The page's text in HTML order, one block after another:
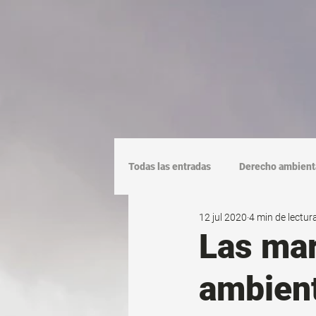
Todas las entradas Derecho
Las
12 jul 2020 4 min de